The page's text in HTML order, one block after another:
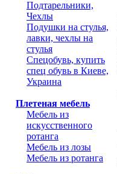
Подтарельники,
Чехлы
Подушки на стулья,
лавки, чехлы на
стулья
Спецобувь, купить
спец обувь в Киеве,
Украина
Плетеная мебель
Мебель из
искусственного
ротанга
Мебель из лозы
Мебель из ротанга